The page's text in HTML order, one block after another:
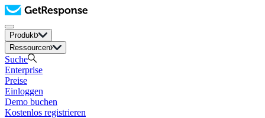
Produkt
Ressourcen
Suche
Enterprise
Preise
Einloggen
Demo buchen
Kostenlos registrieren